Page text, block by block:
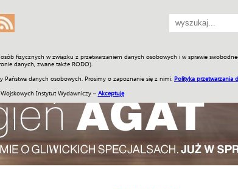
fizycznych w związku z przetwarzaniem danych osobowych i w sprawie
danych, zwane także RODO).
danych osobowych. Prosimy o zapoznanie się z nimi: Polityka przetwarzania
Instytut Wydawniczy – Akceptuję
Wideo ENGLISH SKLEP Jednodniówki